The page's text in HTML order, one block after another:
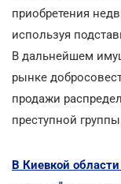
приобретения
используя
В дальнейшем
рынке
продажи
преступной
В Киевкой